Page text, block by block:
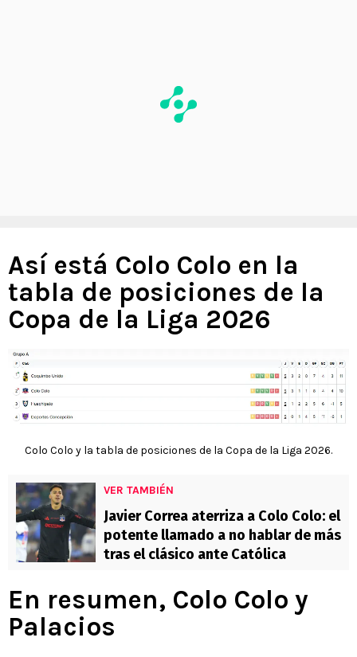
Así está Colo Colo en la
tabla de posiciones de la
Copa de la Liga 2026
Colo Colo y la tabla de posiciones de la Copa de la Liga 2026.
VER TAMBIÉN
Javier Correa aterriza a Colo Colo: el
potente llamado a no hablar de más
tras el clásico ante Católica
En resumen, Colo Colo y
Palacios